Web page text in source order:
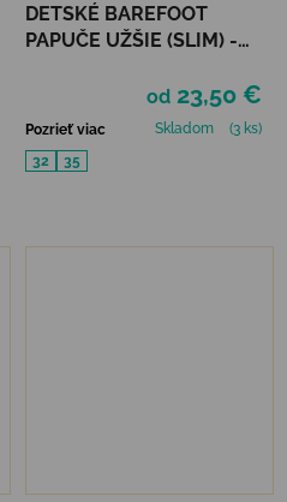
DETSKÉ BAREFOOT
PAPUČE UŽŠIE (SLIM) -
od 23,50 €
Pozrieť viac Skladom
(3 ks)
32
35